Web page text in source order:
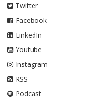
Twitter
Facebook
LinkedIn
Youtube
Instagram
RSS
Podcast